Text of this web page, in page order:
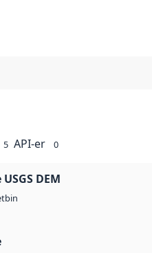
5 API-er 0
DEM
bin